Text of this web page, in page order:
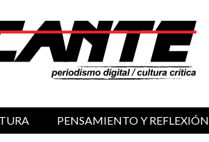
PENSAMIENTO Y REFLEXIÓN